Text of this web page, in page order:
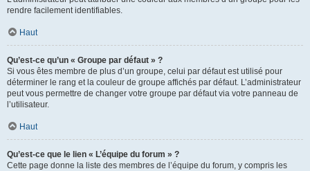
rendre facilement identifiables.
Haut
Qu’est-ce qu’un « Groupe par défaut » ?
Si vous êtes membre de plus d’un groupe, celui par défaut est utilisé pour
déterminer le rang et la couleur de groupe affichés par défaut. L’administrateur
peut vous permettre de changer votre groupe par défaut via votre panneau de
l’utilisateur.
Haut
Qu’est-ce que le lien « L’équipe du forum » ?
Cette page donne la liste des membres de l’équipe du forum, y compris les